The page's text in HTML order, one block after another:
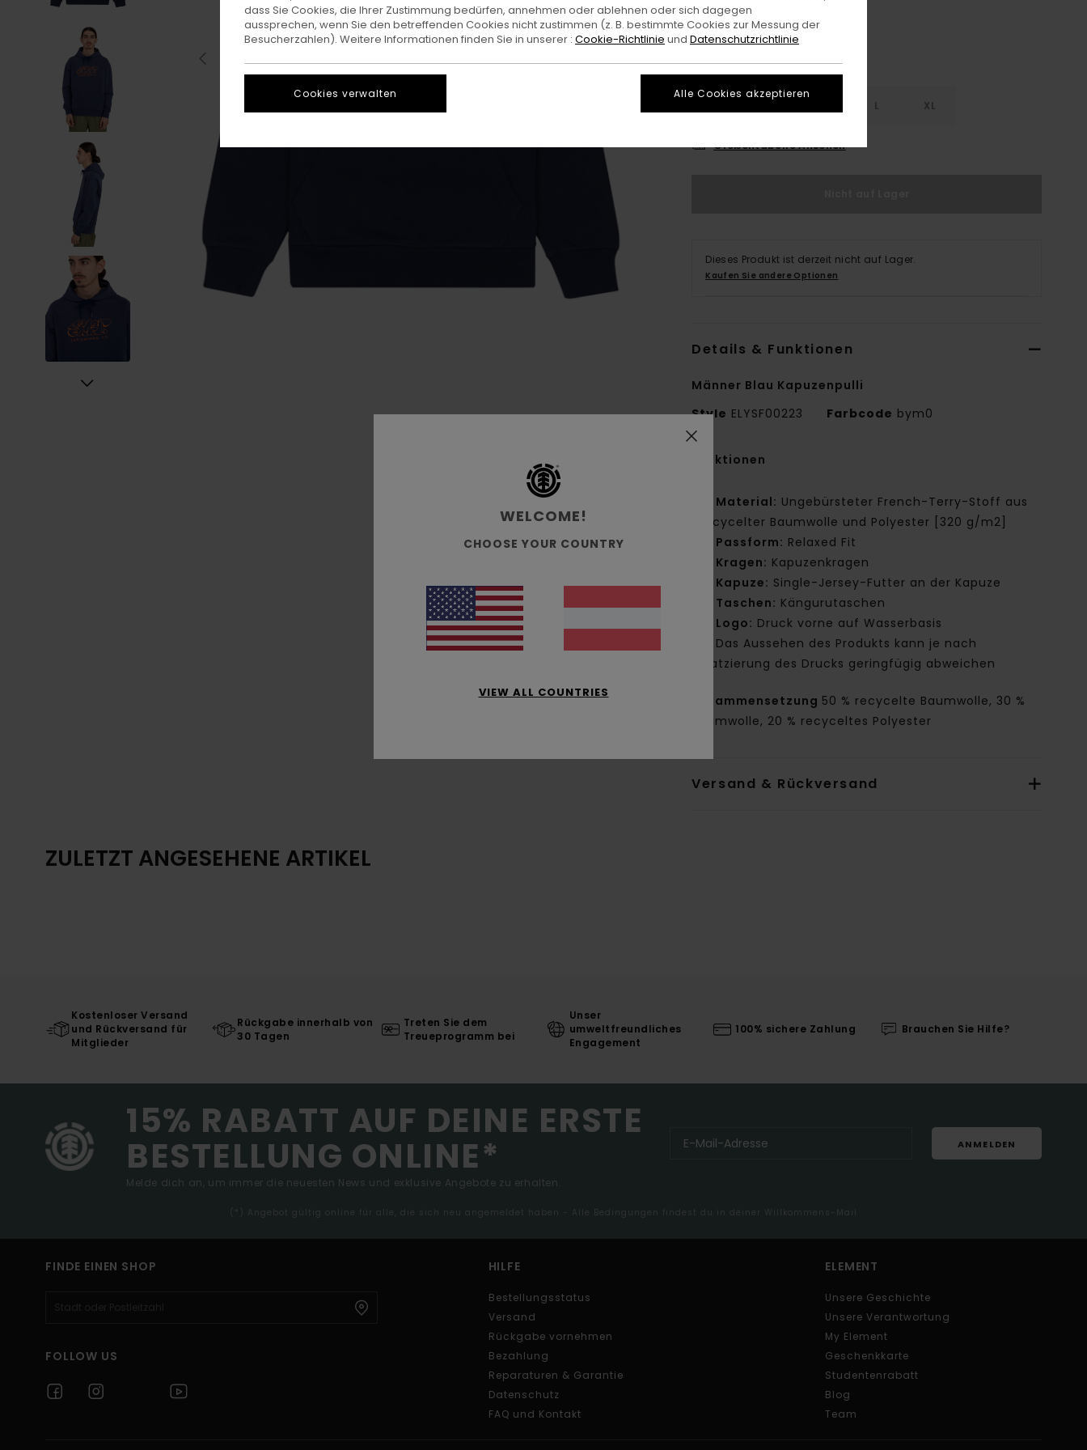
L XL
Größentabelle Ansehen
Dieses Produkt ist derzeit nicht auf Lager.
Kaufen Sie andere Optionen
Details & Funktionen
Männer Blau Kapuzenpulli
Style ELYSF00223 Farbcode bym0
Funktionen
Material: Ungebürsteter French-Terry-Stoff aus
recycelter Baumwolle und Polyester [320 g/m2]
Passform: Relaxed Fit
Kragen: Kapuzenkragen
Kapuze: Single-Jersey-Futter an der Kapuze
Taschen: Kängurutaschen
Logo: Druck vorne auf Wasserbasis
Das Aussehen des Produkts kann je nach
Platzierung des Drucks geringfügig abweichen
Zusammensetzung 50 % recycelte Baumwolle, 30 %
Baumwolle, 20 % recyceltes Polyester
Versand & Rückversand
ZULETZT ANGESEHENE ARTIKEL
Kostenloser Versand
und Rückversand für
Mitglieder
Rückgabe innerhalb von
30 Tagen
Treten Sie dem
Treueprogramm bei
Unser
umweltfreundliches
Engagement
100% sichere Zahlung Brauchen Sie Hilfe?
15% RABATT AUF DEINE ERSTE
BESTELLUNG ONLINE*
Melde dich an, um immer die neuesten News und exklusive Angebote zu erhalten.
ANMELDEN
(*) Angebot gültig online für alle, die sich neu angemeldet haben - Alle Bedingungen findest du in deiner Willkommens-Mail
FINDE EINEN SHOP
FOLLOW US
HILFE
Bestellungsstatus
Versand
Rückgabe vornehmen
Bezahlung
Reparaturen & Garantie
Datenschutz
FAQ und Kontakt
ELEMENT
Unsere Geschichte
Unsere Verantwortung
My Element
Geschenkkarte
Studentenrabatt
Blog
Team
WELCOME!
CHOOSE YOUR COUNTRY
VIEW ALL COUNTRIES
dass Sie Cookies, die Ihrer Zustimmung bedürfen, annehmen oder ablehnen oder sich dagegen
aussprechen, wenn Sie den betreffenden Cookies nicht zustimmen (z. B. bestimmte Cookies zur Messung der
Besucherzahlen). Weitere Informationen finden Sie in unserer : Cookie-Richtlinie und Datenschutzrichtlinie
Cookies verwalten Alle Cookies akzeptieren